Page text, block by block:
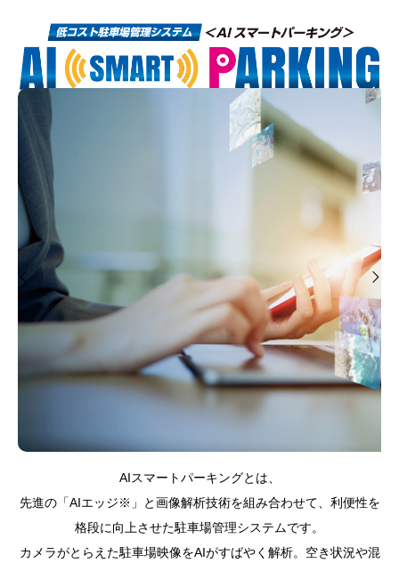
AIスマートパーキングとは、
先進の「AIエッジ※」と画像解析技術を組み合わせて、利便性を
格段に向上させた駐車場管理システムです。
カメラがとらえた駐車場映像をAIがすばやく解析。空き状況や混